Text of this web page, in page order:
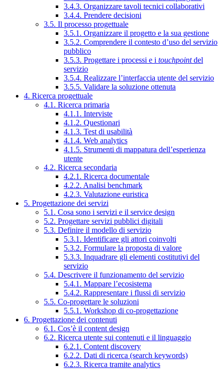
3.4.3. Organizzare tavoli tecnici collaborativi
3.4.4. Prendere decisioni
3.5. Il processo progettuale
3.5.1. Organizzare il progetto e la sua gestione
3.5.2. Comprendere il contesto d’uso del servizio
pubblico
3.5.3. Progettare i processi e i touchpointdel
servizio
3.5.4. Realizzare l’interfaccia utente del servizio
3.5.5. Validare la soluzione ottenuta
4. Ricerca progettuale
4.1. Ricerca primaria
4.1.1. Interviste
4.1.2. Questionari
4.1.3. Test di usabilità
4.1.4. Web analytics
4.1.5. Strumenti di mappatura dell’esperienza
utente
4.2. Ricerca secondaria
4.2.1. Ricerca documentale
4.2.2. Analisi benchmark
4.2.3. Valutazione euristica
5. Progettazione dei servizi
5.1. Cosa sono i servizi e il service design
5.2. Progettare servizi pubblici digitali
5.3. Definire il modello di servizio
5.3.1. Identificare gli attori coinvolti
5.3.2. Formulare la proposta di valore
5.3.3. Inquadrare gli elementi costitutivi del
servizio
5.4. Descrivere il funzionamento del servizio
5.4.1. Mappare l’ecosistema
5.4.2. Rappresentare i flussi di servizio
5.5. Co-progettare le soluzioni
5.5.1. Workshop di co-progettazione
6. Progettazione dei contenuti
6.1. Cos’è il content design
6.2. Ricerca utente sui contenuti e il linguaggio
6.2.1. Content discovery
6.2.2. Dati di ricerca (search keywords)
6.2.3. Ricerca tramite analytics